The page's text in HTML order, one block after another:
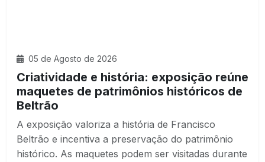
05 de Agosto de 2026
Criatividade e história: exposição reúne
maquetes de patrimônios históricos de
Beltrão
A exposição valoriza a história de Francisco
Beltrão e incentiva a preservação do patrimônio
histórico. As maquetes podem ser visitadas durante